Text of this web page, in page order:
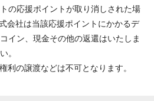
の応援ポイントが取り消しされた場
会社は当該応援ポイントにかかるデ
イン、現金その他の返還はいたしま
。
利の譲渡などは不可となります。